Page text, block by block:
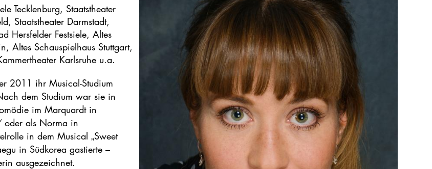
Tecklenburg, Staatstheater
Staatstheater Darmstadt,
Hersfelder Festsiele, Altes
Altes Schauspielhaus Stuttgart,
Karlsruhe u.a.
2011 ihr Musical-Studium
dem Studium war sie in
im Marquardt in
oder als Norma in
in dem Musical „Sweet
in Südkorea gastierte –
ausgezeichnet.